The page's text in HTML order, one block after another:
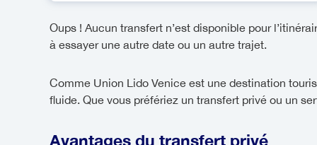
Oups ! Aucun transfert n’est disponible pour
à essayer une autre date ou un autre trajet.
Comme Union Lido Venice est une destination
fluide. Que vous préfériez un transfert privé ou un
Avantages du transfert privé